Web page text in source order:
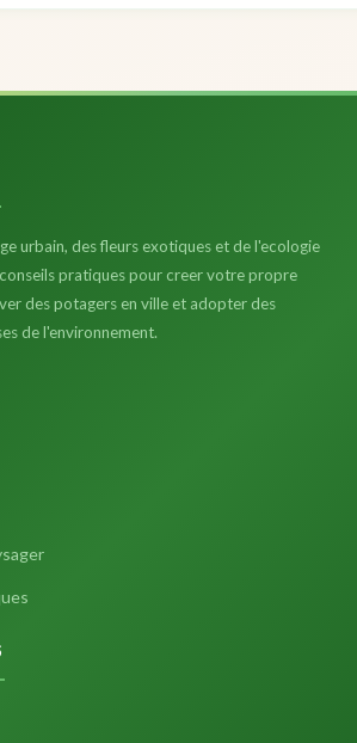
urbain, des fleurs exotiques et de l'ecologie
pratiques pour creer votre propre
des potagers en ville et adopter des
de l'environnement.